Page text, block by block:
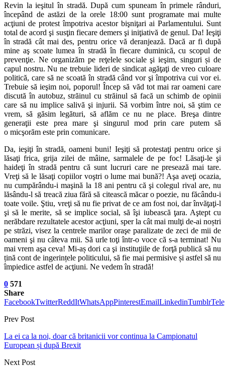
Revin la ieşitul în stradă. După cum spuneam în primele rânduri,
începând de astăzi de la orele 18:00 sunt programate mai multe
acţiuni de protest împotriva acestor bişniţari ai Parlamentului. Sunt
total de acord şi susţin fiecare demers şi iniţiativă de genul. Da! Ieşiţi
în stradă cât mai des, pentru orice vă deranjează. Dacă ar fi după
mine aş scoate lumea în stradă în fiecare duminică, cu scopul de
prevenţie. Ne organizăm pe reţelele sociale şi ieşim, singuri și de
capul nostru. Nu ne trebuie lideri de sindicat agăţaţi de vreo culoare
politică, care să ne scoată în stradă când vor şi împotriva cui vor ei.
Trebuie să ieşim noi, poporul! Încep să văd tot mai rar oameni care
discută în autobuz, străinul cu străinul să facă un schimb de opinii
care să nu implice salivă şi injurii. Să vorbim între noi, să ştim ce
vrem, să găsim legături, să aflăm ce nu ne place. Breşa dintre
generaţii este prea mare şi singurul mod prin care putem să
o micşorăm este prin comunicare.
Da, ieşiţi în stradă, oameni buni! Ieşiţi să protestaţi pentru orice şi
lăsaţi frica, grija zilei de mâine, sarmalele de pe foc! Lăsaţi-le şi
haideţi în stradă pentru că sunt lucruri care ne presează mai tare.
Vreţi să le lăsaţi copiilor voştri o lume mai bună?! Aşa aveţi ocazia,
nu cumpărându-i maşină la 18 ani pentru că şi colegul rival are, nu
lăsându-l să treacă ziua fără să citească măcar o poezie, nu făcându-i
toate voile. Ştiu, vreţi să nu fie privat de ce am fost noi, dar învăţaţi-l
şi să le merite, să se implice social, să îşi iubească ţara. Aştept cu
nerăbdare rezultatele acestor acţiuni, sper la cât mai mulţi de-ai noștri
pe străzi, visez la centrele marilor oraşe paralizate de zeci de mii de
oameni şi nu câteva mii. Să urle toţi într-o voce că s-a terminat! Nu
mai vrem aşa ceva! Mi-aș dori ca şi instituţiile de forţă publică să nu
țină cont de ingerințele politicului, să fie mai permisive și astfel să nu
împiedice astfel de acţiuni. Ne vedem în stradă!
0 571
Share
FacebookTwitterReddItWhatsAppPinterestEmailLinkedinTumblr
Prev Post
La ei ca la noi, doar că britanicii vor continua la Campionatul
European și după Brexit
Next Post